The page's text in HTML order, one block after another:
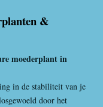
&
moederplant in
in de stabiliteit van je
door het